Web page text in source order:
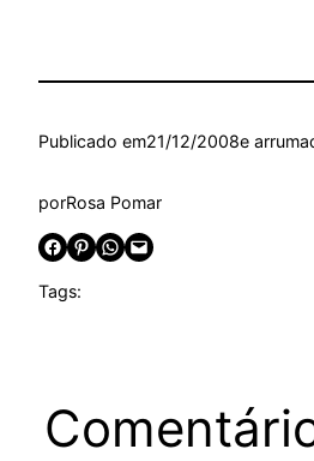
Publicado em21/12/2008e
porRosa Pomar
Share on Facebook Share on Pinterest Share on WhatsApp Email this Page
Tags: